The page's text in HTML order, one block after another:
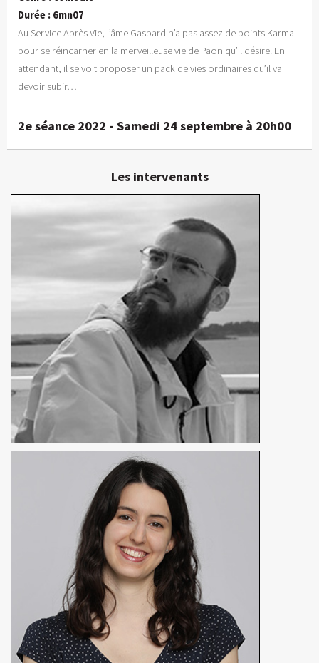
Durée : 6mn07
Au Service Après Vie, l’âme Gaspard n’a pas assez de points Karma
pour se réincarner en la merveilleuse vie de Paon qu’il désire. En
attendant, il se voit proposer un pack de vies ordinaires qu’il va
devoir subir…
2e séance 2022 - Samedi 24 septembre à 20h00
Les intervenants
Steven Lecomte
Réalisateur / Animateur 3D
En détails
Réalisatrice / Artiste 3D
En détails